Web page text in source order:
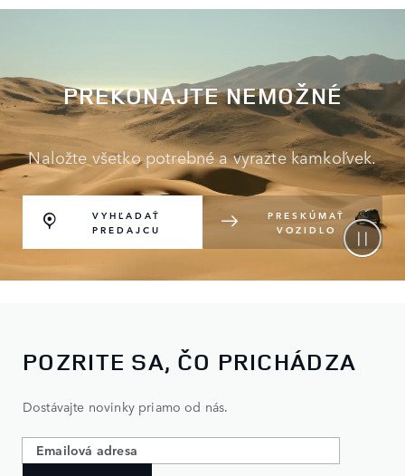
PREKONAJTE NEMOŽNÉ
Naložte všetko potrebné a vyrazte kamkoľvek.
VYHĽADAŤ
PREDAJCU
PRESKÚMAŤ
VOZIDLO
POZRITE SA, ČO PRICHÁDZA
Dostávajte novinky priamo od nás.